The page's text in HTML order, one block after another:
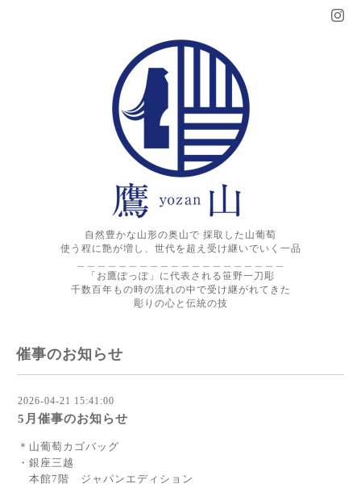
自然豊かな山形の奥山で 採取した山葡萄
使う程に艶が増し、世代を超え受け継いでいく一品
「お鷹ぽっぽ」に代表される笹野一刀彫
千数百年もの時の流れの中で受け継がれてきた
彫りの心と伝統の技
催事のお知らせ
2026-04-21 15:41:00
5月催事のお知らせ
＊山葡萄カゴバッグ
・銀座三越
本館7階 ジャパンエディション